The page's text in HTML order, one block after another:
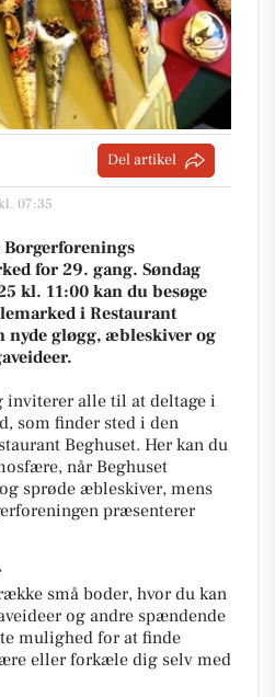
Del artikel
07:35
for 29. gang. Søndag
kl. 11:00 kan du besøge
i Restaurant
nyde gløgg, æbleskiver og
inviterer alle til at deltage i
som finder sted i den
Beghuset. Her kan du
når Beghuset
sprøde æbleskiver, mens
præsenterer
små boder, hvor du kan
og andre spændende
mulighed for at finde
eller forkæle dig selv med